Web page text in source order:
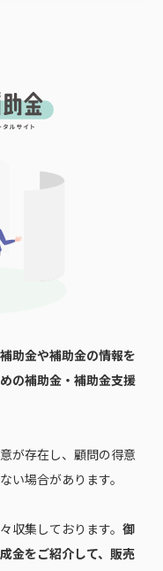
助金や補助金の情報を
の補助金・補助金支援
が存在し、顧問の得意
い場合があります。
収集しております。 御
金をご紹介して、販売